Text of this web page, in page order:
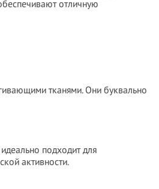
отличную
тканями. Они буквально
подходит для
активности.